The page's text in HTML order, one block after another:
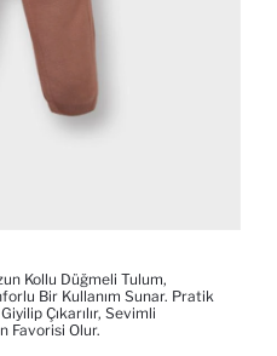
Kollu Düğmeli Tulum,
Bir Kullanım Sunar. Pratik
Çıkarılır, Sevimli
Favorisi Olur.